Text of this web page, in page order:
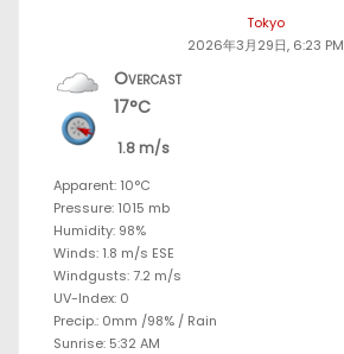
Tokyo
2026年3月29日, 6:23 PM
Overcast
17°C
1.8 m/s
Apparent: 10°C
Pressure: 1015 mb
Humidity: 98%
Winds: 1.8 m/s ESE
Windgusts: 7.2 m/s
UV-Index: 0
Precip.: 0mm /98% / Rain
Sunrise: 5:32 AM